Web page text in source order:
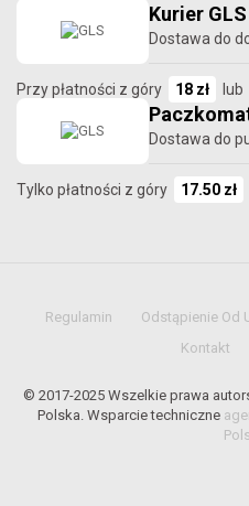
Kurier GLS
Dostawa do
Przy płatności z góry 18 zł lub
Dostawa do
Tylko płatności z góry 17.50 zł
Regulamin Odstąpienie Od
Kontakt
© 2017-2025 Wszelkie prawa
Polska. Wsparcie techniczne